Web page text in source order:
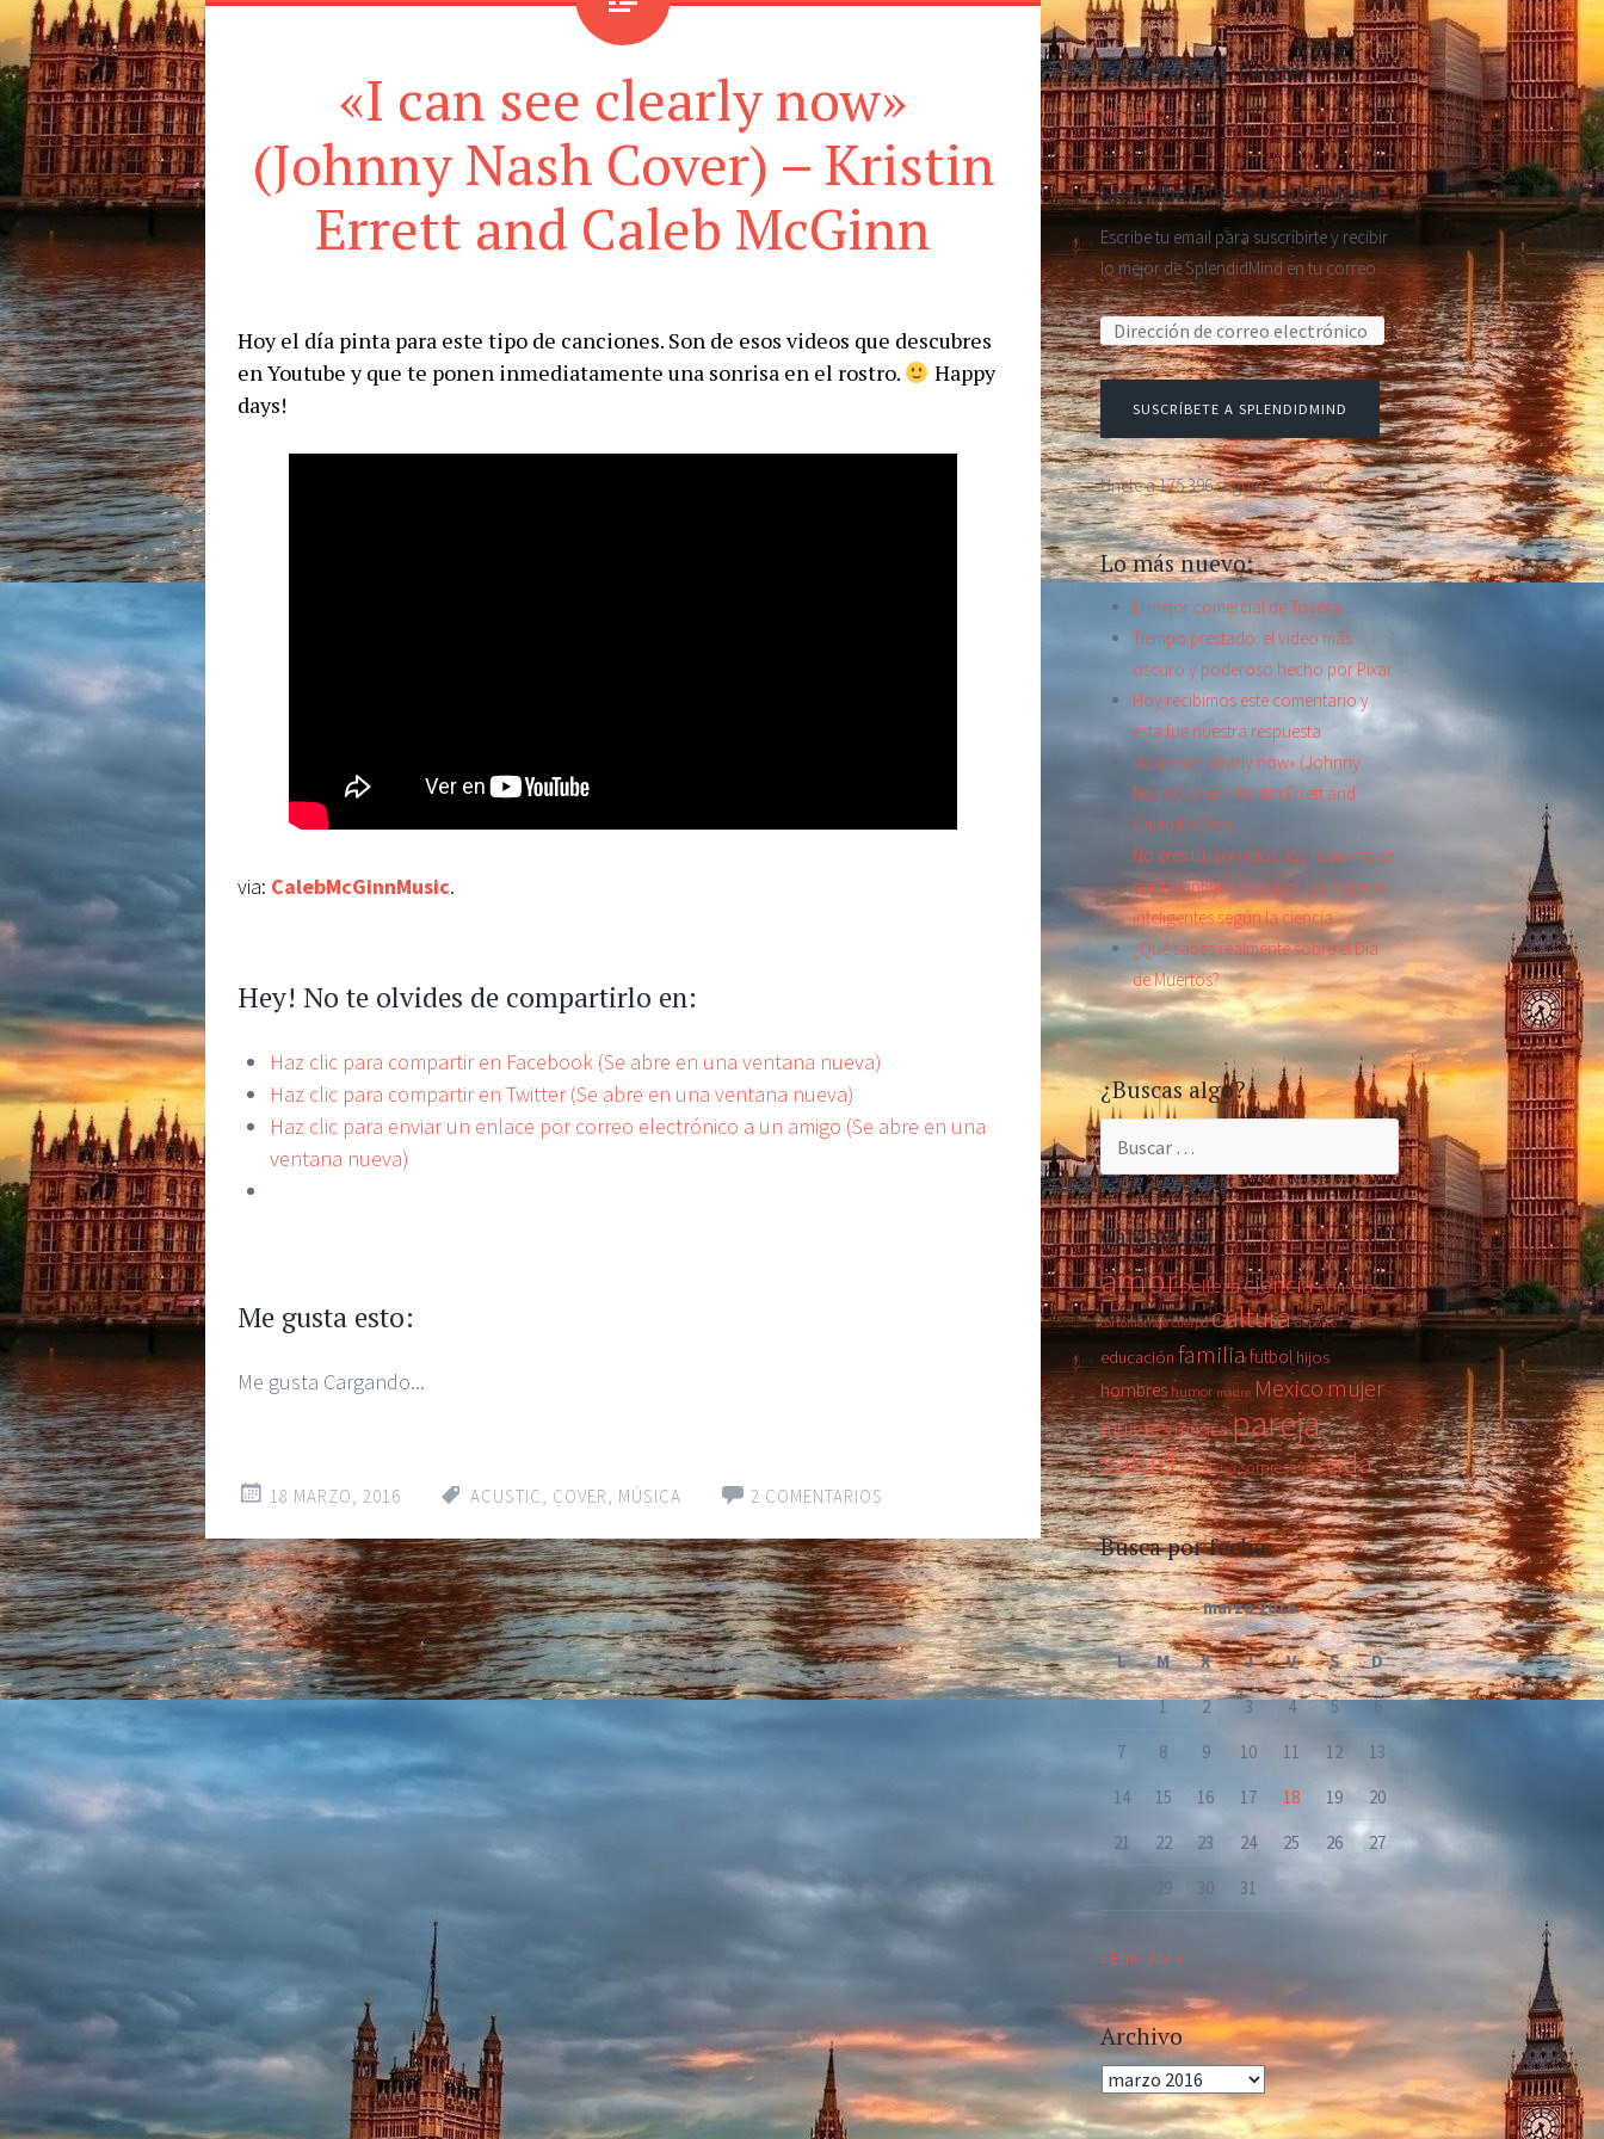
«I can see clearly now»
(Johnny Nash Cover) – Kristin
Errett and Caleb McGinn
Hoy el día pinta para este tipo de canciones. Son de esos videos que descubres
en Youtube y que te ponen inmediatamente una sonrisa en el rostro.
Happy
days!
via: CalebMcGinnMusic.
Hey! No te olvides de compartirlo en:
Haz clic para compartir en Facebook (Se abre en una ventana nueva)
Haz clic para compartir en Twitter (Se abre en una ventana nueva)
Haz clic para enviar un enlace por correo electrónico a un amigo (Se abre en una
ventana nueva)
Me gusta esto:
Me gusta Cargando...
18 MARZO, 2016 ACUSTIC, COVER, MÚSICA 2 COMENTARIOS
Síguenos en Twitter
Mis tuits
Suscríbete a SplendidMind:
Escribe tu email para suscribirte y recibir
lo mejor de SplendidMind en tu correo.
Dirección de correo electrónico:
SUSCRÍBETE A SPLENDIDMIND
Únete a 175.396 seguidores más
Lo más nuevo:
El mejor comercial de Toyota
Tiempo prestado: el video más
oscuro y poderoso hecho por Pixar
Hoy recibimos este comentario y
esta fue nuestra respuesta.
«I can see clearly now» (Johnny
Nash Cover) – Kristin Errett and
Caleb McGinn
No eres tú, son ellos: los hombres se
sienten intimidados por las mujeres
inteligentes según la ciencia
¿Qué sabes realmente sobre el Día
de Muertos?
¿Buscas algo?
Categorías
amorbellezacienciaconsejos
cortometraje cuerpo cultura deporte
educación familiafutbol hijos
hombres humor madre Mexicomujer
mujeresmúsicapareja
salud sexualidad sorpresa tips vida
Busca por fecha:
marzo 2016
L M X J V S
D
1
2 3 4 5
6
7
8 9 10 11 12
13
14
15 16 17 18 19
20
21
22 23 24 25 26
27
29 30 31
« Ene Abr »
Archivo
Archivo